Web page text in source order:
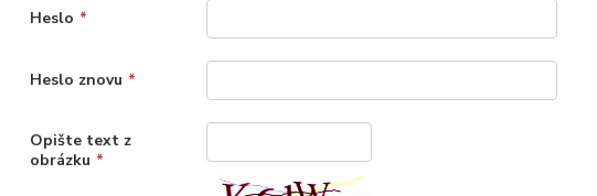
Heslo *
Heslo znovu *
Opište text z
obrázku *